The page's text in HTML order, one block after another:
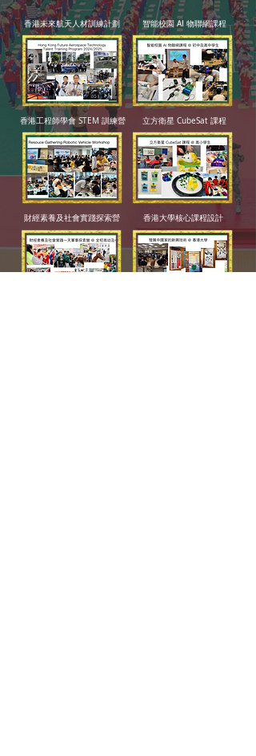
香港未來航天人材訓練計劃 智能校園 AI 物聯網課程
香港工程師學會 STEM 訓練營 立方衛星 CubeSat 課程
財經素養及社會實踐探索營 香港大學核心課程設計